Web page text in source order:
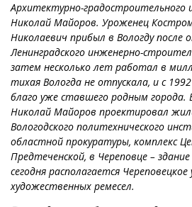
Архитектурно-градостроительного
Николай Майоров. Уроженец
Николаевич прибыл в Вологду после
Ленинградского инженерно-
затем несколько лет работал в
тихая Вологда не отпускала, и с
благо уже ставшего родным города.
Николай Майоров проектировал
Вологодского политехнического
областной прокуратуры, комплекс
Предтеченской, в Череповце –
сегодня располагается
художественных ремесел.